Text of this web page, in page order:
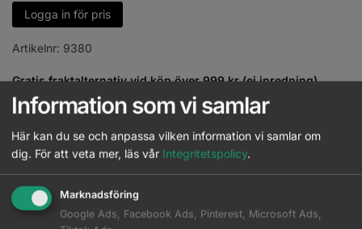
Logga in för pris
Artikelnr: 9380
Gratis fraktalternativ vid köp över 999 kr (ej inredning)
30 dagars faktura
Leverans direkt till salong eller önskat ombud
Säker och smidig betalning
Information som vi samlar
Här kan du se och anpassa vilken information vi samlar om
dig. För att veta mer, läs vår Integritetspolicy.
Marknadsföring
Google Ads, Facebook Ads, Pinterest, Microsoft Ads,